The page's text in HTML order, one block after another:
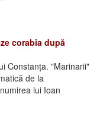
corabia după
Constanța. "Marinarii"
de la
lui Ioan